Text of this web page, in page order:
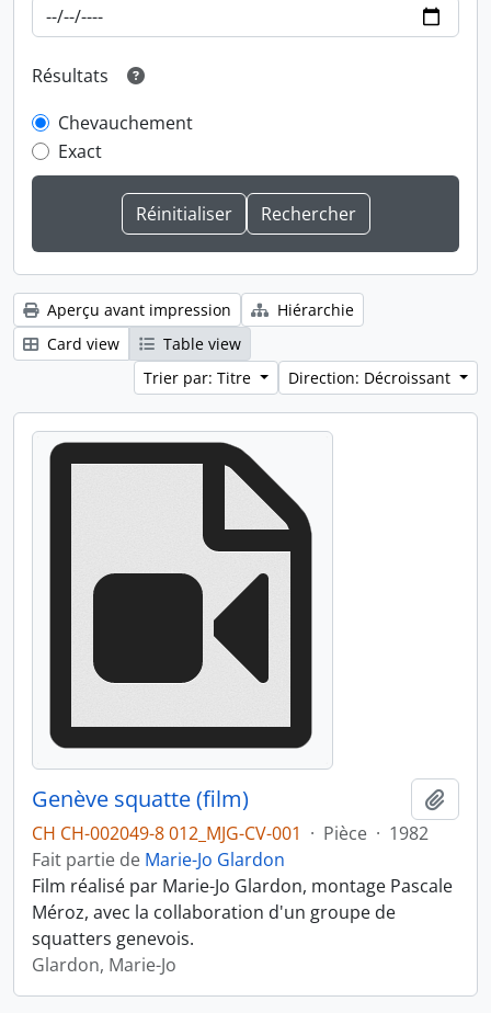
Résultats
Chevauchement
Exact
Aperçu avant impression
Hiérarchie
Card view
Table view
Trier par: Titre
Direction: Décroissant
Genève squatte (film)
CH CH-002049-8 012_MJG-CV-001 · Pièce · 1982
Fait partie de Marie-Jo Glardon
Film réalisé par Marie-Jo Glardon, montage Pascale
Méroz, avec la collaboration d'un groupe de
squatters genevois.
Glardon, Marie-Jo